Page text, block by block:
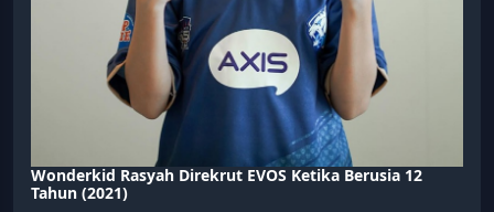
Wonderkid Rasyah Direkrut EVOS Ketika Berusia 12
Tahun (2021)